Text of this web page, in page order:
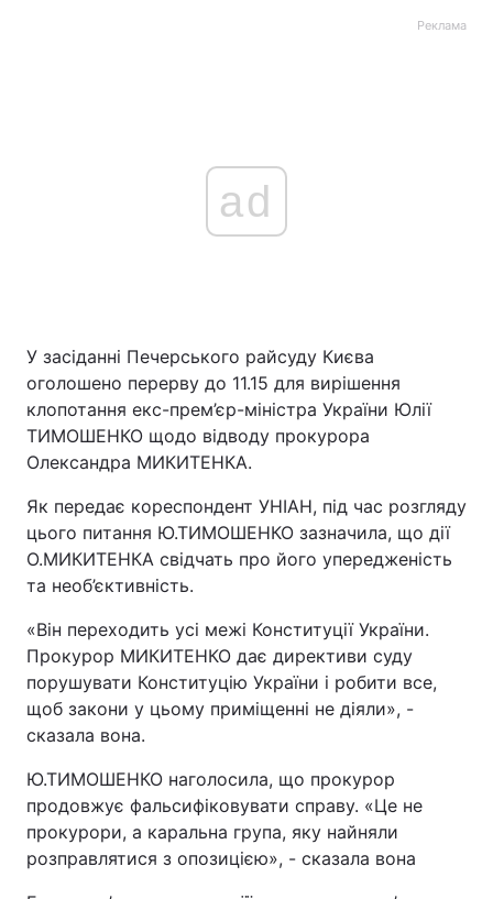
Реклама
ad
У засіданні Печерського райсуду Києва
оголошено перерву до 11.15 для вирішення
клопотання екс-прем’єр-міністра України Юлії
ТИМОШЕНКО щодо відводу прокурора
Олександра МИКИТЕНКА.
Як передає кореспондент УНІАН, під час розгляду
цього питання Ю.ТИМОШЕНКО зазначила, що дії
О.МИКИТЕНКА свідчать про його упередженість
та необ’єктивність.
«Він переходить усі межі Конституції України.
Прокурор МИКИТЕНКО дає директиви суду
порушувати Конституцію України і робити все,
щоб закони у цьому приміщенні не діяли», -
сказала вона.
Ю.ТИМОШЕНКО наголосила, що прокурор
продовжує фальсифіковувати справу. «Це не
прокурори, а каральна група, яку найняли
розправлятися з опозицією», - сказала вона